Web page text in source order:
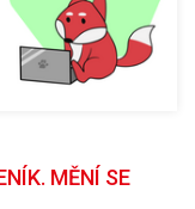
MĚNÍ SE